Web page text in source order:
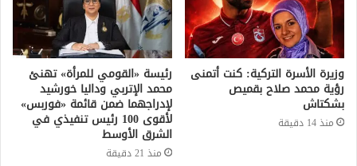
وزيرة الأسرة التركية: كنت أتمنى
رؤية محمد صلاح بقميص
بشكتاش
منذ 14 دقيقة
رئيسة «القومي للمرأة» تهنئ
محمد الإتربي وداليا خورشيد
لإدراجهما ضمن قائمة «فوربس»
لأقوى 100 رئيس تنفيذي في
الشرق الأوسط
منذ 21 دقيقة